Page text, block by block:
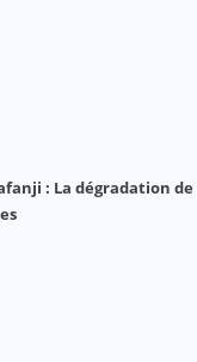
: La dégradation de